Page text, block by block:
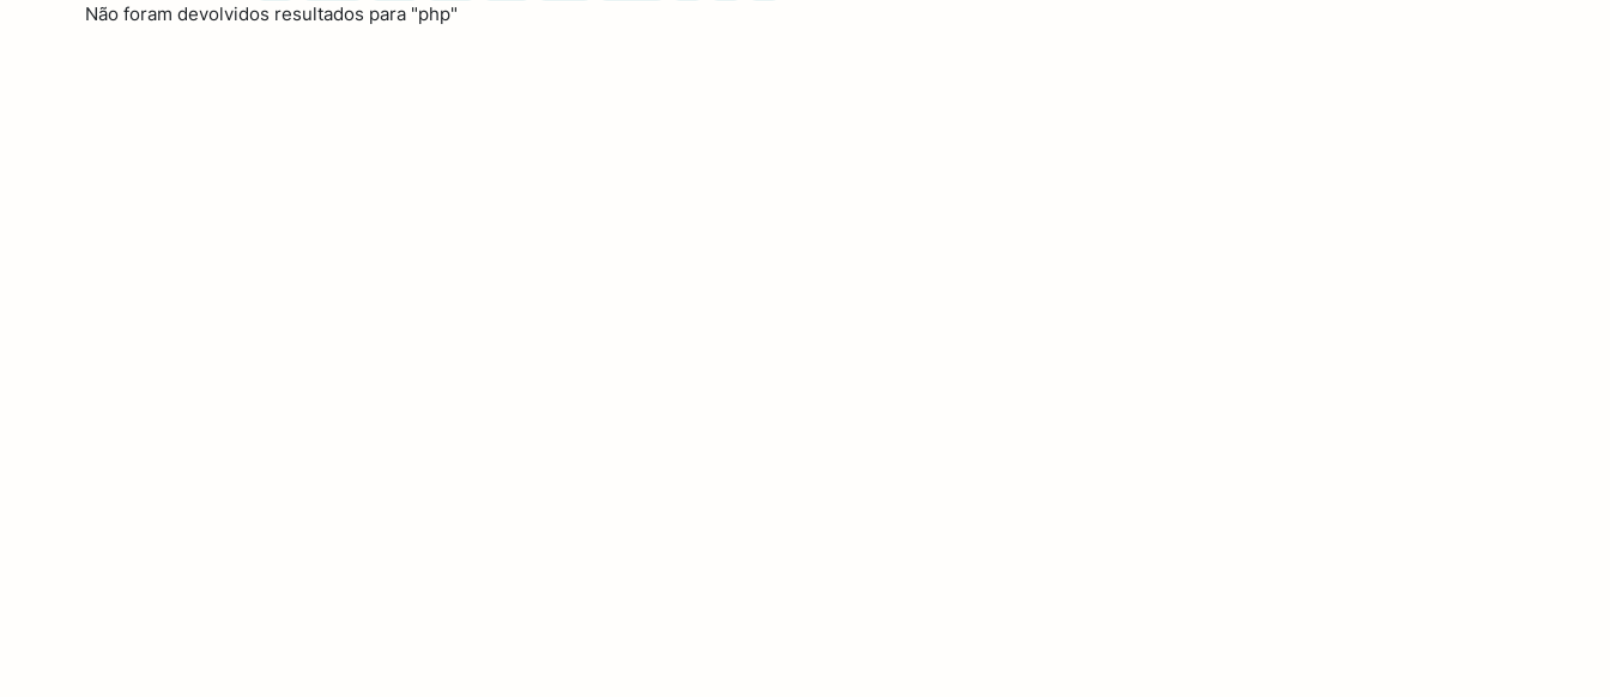
Não foram devolvidos resultados para "php"